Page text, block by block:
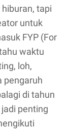
tapi
untuk
FYP (For
waktu
loh,
pengaruh
di tahun
penting